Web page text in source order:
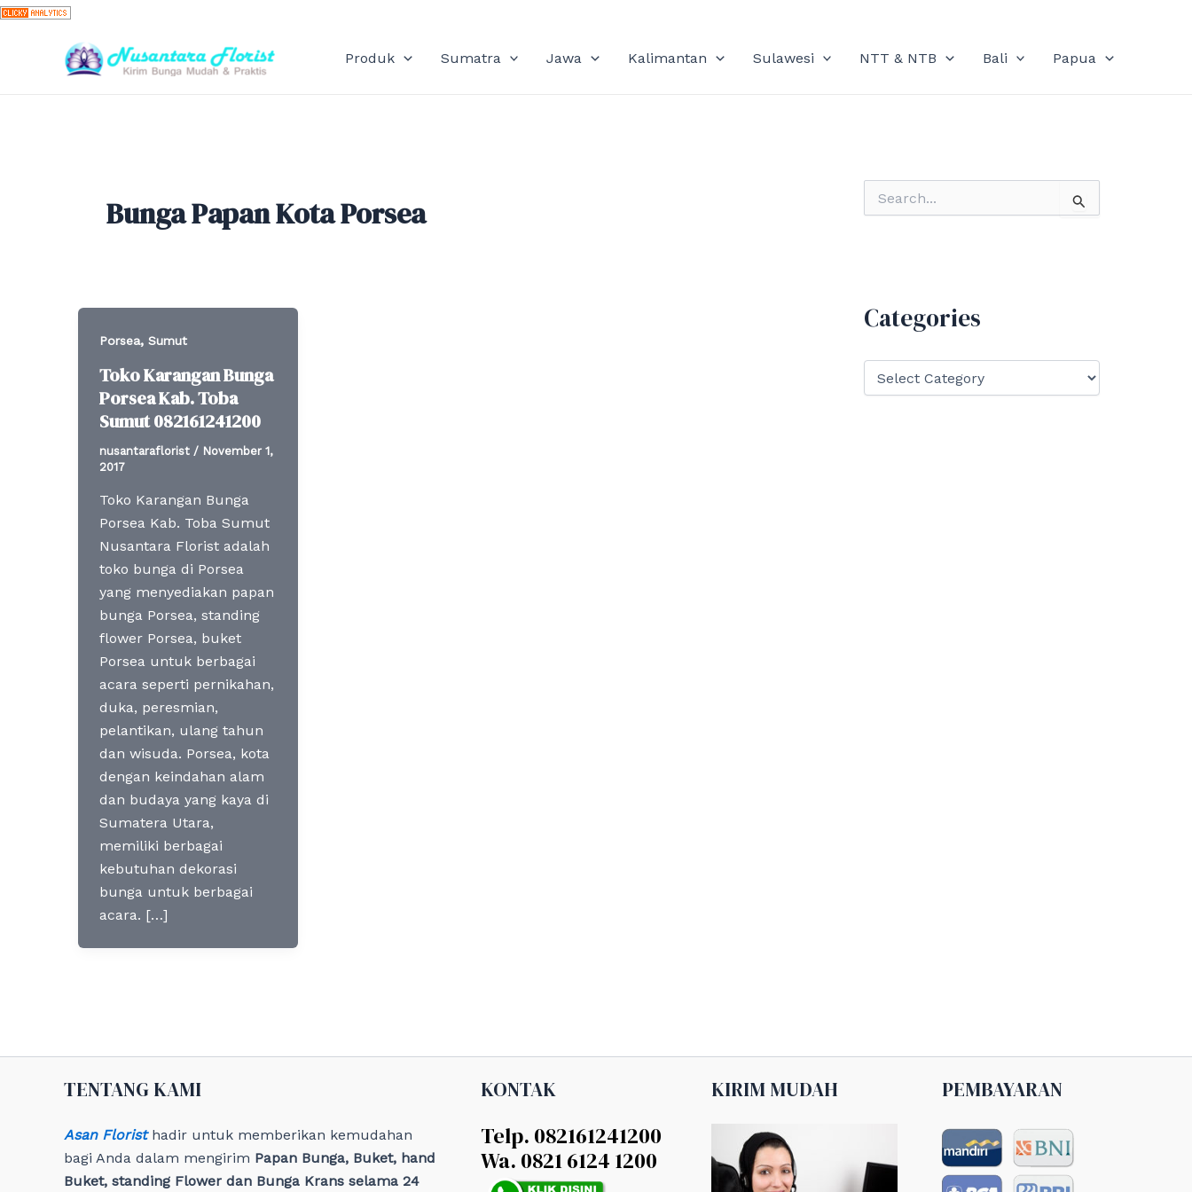
Skip
content
Produk Sumatra Jawa Kalimantan Sulawesi NTT & NTB Bali Papua
Bunga Papan Kota Porsea
Porsea, Sumut
Toko Karangan Bunga
Porsea Kab. Toba
Sumut 082161241200
nusantaraflorist / November 1,
2017
Toko Karangan Bunga
Porsea Kab. Toba Sumut
Nusantara Florist adalah
toko bunga di Porsea
yang menyediakan papan
bunga Porsea, standing
flower Porsea, buket
Porsea untuk berbagai
acara seperti pernikahan,
duka, peresmian,
pelantikan, ulang tahun
dan wisuda. Porsea, kota
dengan keindahan alam
dan budaya yang kaya di
Sumatera Utara,
memiliki berbagai
kebutuhan dekorasi
bunga untuk berbagai
acara. […]
o
Categories
TENTANG KAMI
Asan Floristhadir untuk memberikan kemudahan
bagi Anda dalam mengirim Papan Bunga, Buket, hand
Buket, standing Flower dan Bunga Krans selama 24
KONTAK
Telp. 082161241200
Wa. 0821 6124 1200
KIRIM MUDAH PEMBAYARAN